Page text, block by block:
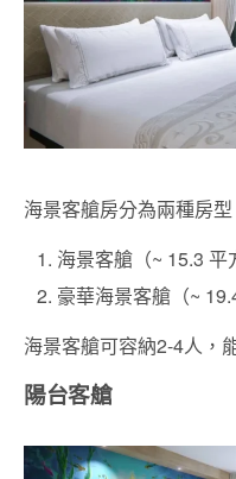
海景客艙房分為兩種房型
海景客艙（~ 15.3 平
豪華海景客艙（~
海景客艙可容納2-4人，
陽台客艙